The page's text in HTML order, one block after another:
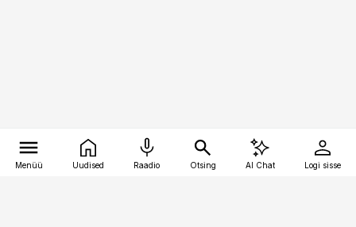
Menüü Uudised Raadio Otsing AI Chat Logi sisse